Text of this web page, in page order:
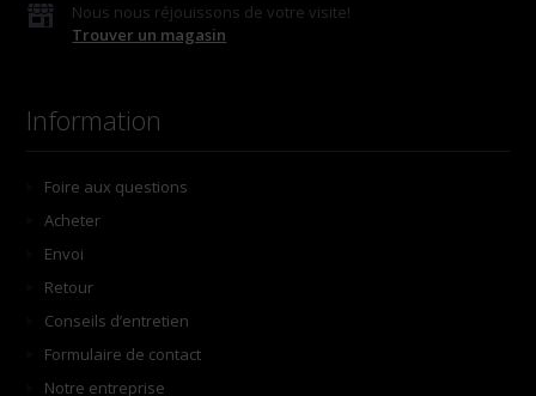
Nous nous réjouissons de votre visite!
Trouver un magasin
Information
Foire aux questions
Acheter
Envoi
Retour
Conseils d’entretien
Formulaire de contact
Notre entreprise